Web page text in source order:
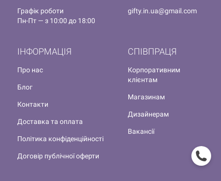
Графік роботи
Пн-Пт — з 10:00 до 18:00
gifty.in.ua@gmail.com
СПІВПРАЦЯ
Корпоративним
клієнтам
Магазинам
Дизайнерам
Вакансії
ІНФОРМАЦІЯ
Про нас
Блог
Контакти
Доставка та оплата
Політика конфіденційності
Договір публічної оферти